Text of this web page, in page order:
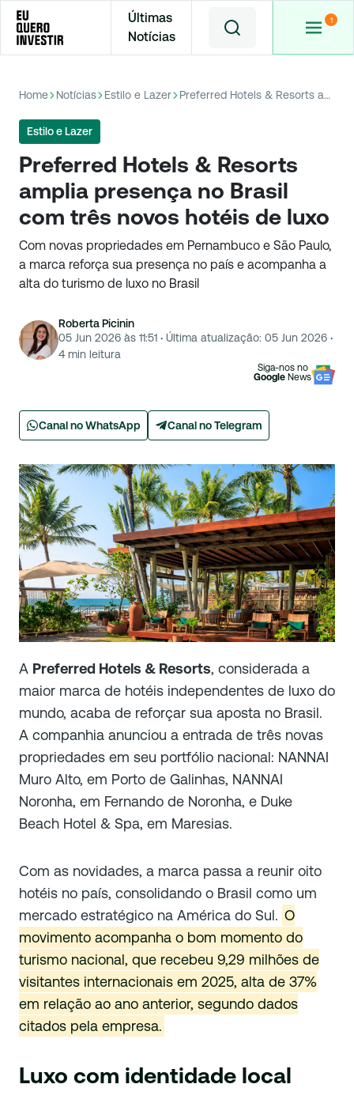
Últimas
Notícias
Home Notícias Estilo e Lazer Preferred Hotels & Resorts amplia presença no Brasil com três novos hotéis de luxo
Estilo e Lazer
Preferred Hotels & Resorts
amplia presença no Brasil
com três novos hotéis de luxo
Com novas propriedades em Pernambuco e São Paulo,
a marca reforça sua presença no país e acompanha a
alta do turismo de luxo no Brasil
Roberta Picinin
05 Jun 2026 às 11:51 · Última atualização: 05 Jun 2026 ·
4min leitura
Siga-nos no
Google News
Canal no WhatsApp Canal no Telegram
A Preferred Hotels & Resorts, considerada a
maior marca de hotéis independentes de luxo do
mundo, acaba de reforçar sua aposta no Brasil.
A companhia anunciou a entrada de três novas
propriedades em seu portfólio nacional: NANNAI
Muro Alto, em Porto de Galinhas, NANNAI
Noronha, em Fernando de Noronha, e Duke
Beach Hotel & Spa, em Maresias.
Com as novidades, a marca passa a reunir oito
hotéis no país, consolidando o Brasil como um
mercado estratégico na América do Sul. O
movimento acompanha o bom momento do
turismo nacional, que recebeu 9,29 milhões de
visitantes internacionais em 2025, alta de 37%
em relação ao ano anterior, segundo dados
citados pela empresa.
Luxo com identidade local